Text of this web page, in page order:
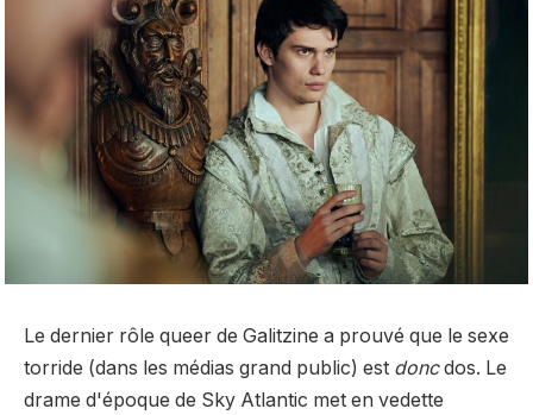
Le dernier rôle queer de Galitzine a prouvé que le sexe
torride (dans les médias grand public) est doncdos. Le
drame d'époque de Sky Atlantic met en vedette